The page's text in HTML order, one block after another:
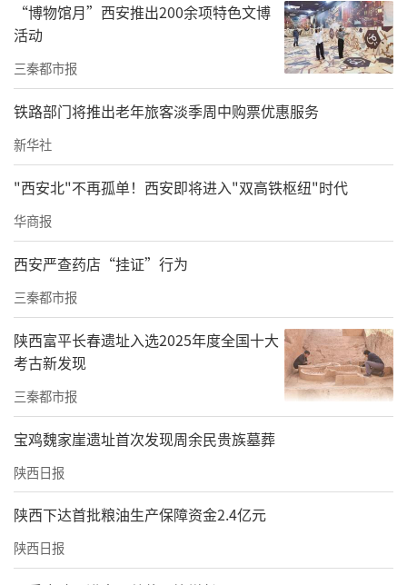
“博物馆月”西安推出200余项特色文博
活动
三秦都市报
铁路部门将推出老年旅客淡季周中购票优惠服务
新华社
"西安北"不再孤单！西安即将进入"双高铁枢纽"时代
华商报
西安严查药店“挂证”行为
三秦都市报
陕西富平长春遗址入选2025年度全国十大
考古新发现
三秦都市报
宝鸡魏家崖遗址首次发现周余民贵族墓葬
陕西日报
陕西下达首批粮油生产保障资金2.4亿元
陕西日报